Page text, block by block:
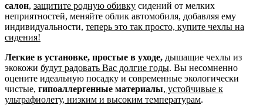
салон, защитите родную обивку сидений от мелких
неприятностей, меняйте облик автомобиля, добавляя ему
индивидуальности, теперь это так просто, купите чехлы на
сидения!
Легкие в установке, простые в уходе, дышащие чехлы из
экокожи будут радовать Вас долгие годы. Вы несомненно
оцените идеальную посадку и современные экологически
чистые, гипоаллергенные материалы, устойчивые к
ультрафиолету, низким и высоким температурам.